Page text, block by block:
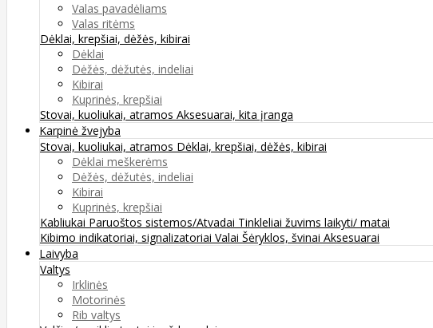
Valas pavadėliams
Valas ritėms
Dėklai, krepšiai, dėžės, kibirai
Dėklai
Dėžės, dėžutės, indeliai
Kibirai
Kuprinės, krepšiai
Stovai, kuoliukai, atramos Aksesuarai, kita įranga
Karpinė žvejyba
Stovai, kuoliukai, atramos Dėklai, krepšiai, dėžės, kibirai
Dėklai meškerėms
Dėžės, dėžutės, indeliai
Kibirai
Kuprinės, krepšiai
Kabliukai Paruoštos sistemos/Atvadai Tinkleliai žuvims laikyti/ matai
Kibimo indikatoriai, signalizatoriai Valai Šėryklos, švinai Aksesuarai
Laivyba
Valtys
Irklinės
Motorinės
Rib valtys